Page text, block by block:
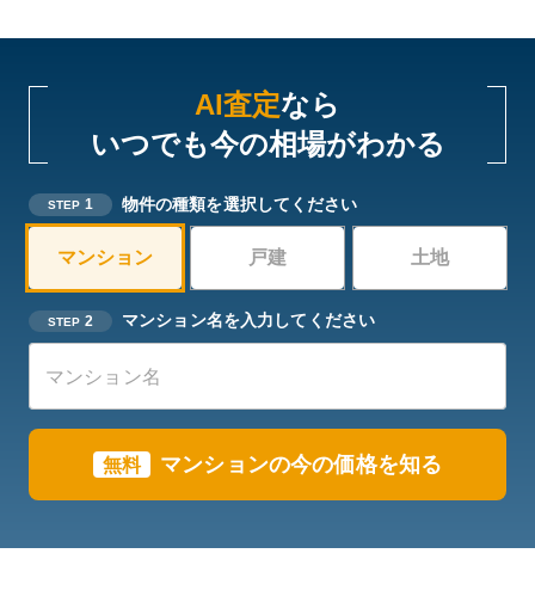
AI査定なら
いつでも今の相場がわかる
STEP 1 物件の種類を選択してください
マンション 戸建 土地
STEP 2 マンション名を入力してください
無料 マンションの今の価格を知る